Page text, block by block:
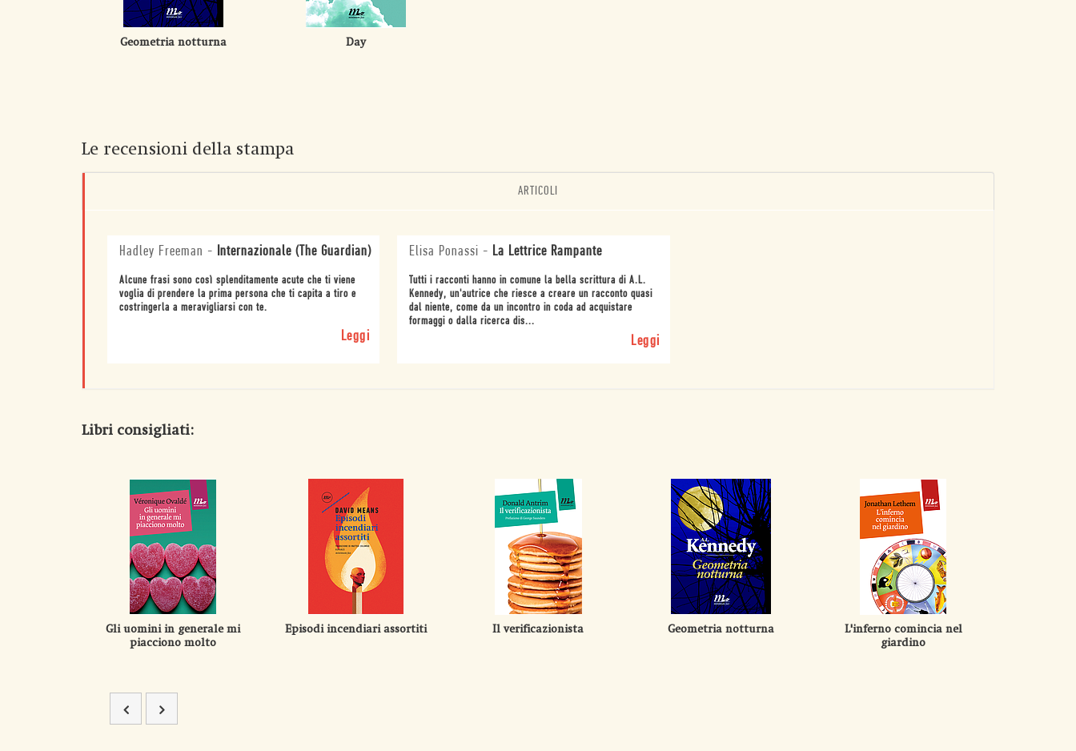
Geometria notturna Day
Le recensioni della stampa
ARTICOLI
Hadley Freeman - Internazionale (The Guardian)
Alcune frasi sono così splenditamente acute che ti viene
voglia di prendere la prima persona che ti capita a tiro e
costringerla a meravigliarsi con te.
Leggi
Elisa Ponassi - La Lettrice Rampante
Tutti i racconti hanno in comune la bella scrittura di A.L.
Kennedy, un'autrice che riesce a creare un racconto quasi
dal niente, come da un incontro in coda ad acquistare
formaggi o dalla ricerca dis...
Leggi
Libri consigliati:
Gli uomini in generale mi
piacciono molto
Episodi incendiari assortiti Il verificazionista Geometria notturna
L'inferno comincia nel
giardino